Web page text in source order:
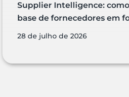
Supplier Intelligence:
base de fornecedores em
28 de julho de 2026